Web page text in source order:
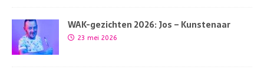
WAK-gezichten 2026: Jos – Kunstenaar
23 mei 2026